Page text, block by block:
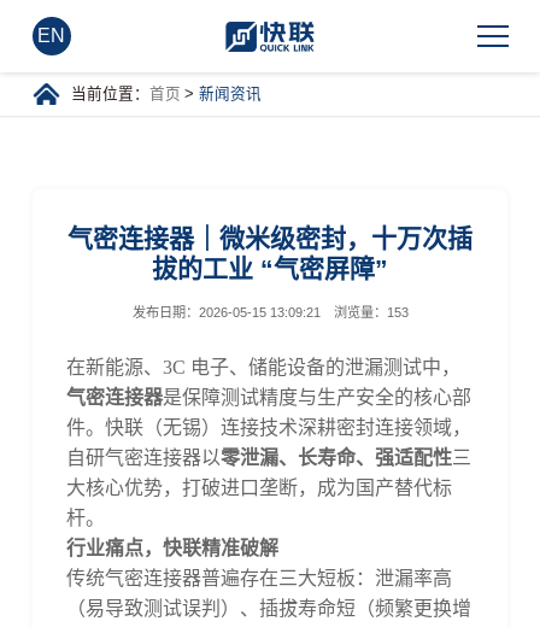
EN
当前位置：首页 > 新闻资讯
气密连接器｜微米级密封，十万次插
拔的工业 “气密屏障”
发布日期： 2026-05-15 13:09:21 浏览量： 153
在新能源、 3C 电子、储能设备的泄漏测试中，
气密连接器是保障测试精度与生产安全的核心部
件。快联（无锡）连接技术深耕密封连接领域，
自研气密连接器以零泄漏、长寿命、强适配性三
大核心优势，打破进口垄断，成为国产替代标
杆。
行业痛点，快联精准破解
传统气密连接器普遍存在三大短板：泄漏率高
（易导致测试误判）、插拔寿命短（频繁更换增